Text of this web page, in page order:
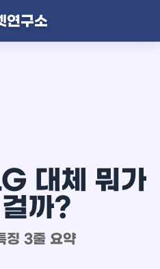
연구소
대체 뭐가
걸까?
징 3줄 요약